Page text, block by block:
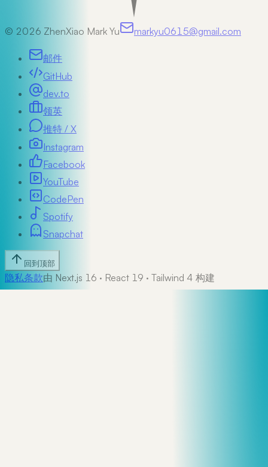
© 2026 ZhenXiao Mark Yu markyu0615@gmail.com
邮件
GitHub
dev.to
领英
推特 / X
Instagram
Facebook
YouTube
CodePen
Spotify
Snapchat
回到顶部
隐私条款由 Next.js 16 · React 19 · Tailwind 4 构建